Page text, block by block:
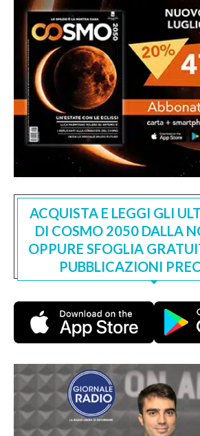
ACQUISTA E LEGGI GLI
DI COSMO 2050 DALLA
OPPURE SFOGLIA
PUBBLICAZIONI